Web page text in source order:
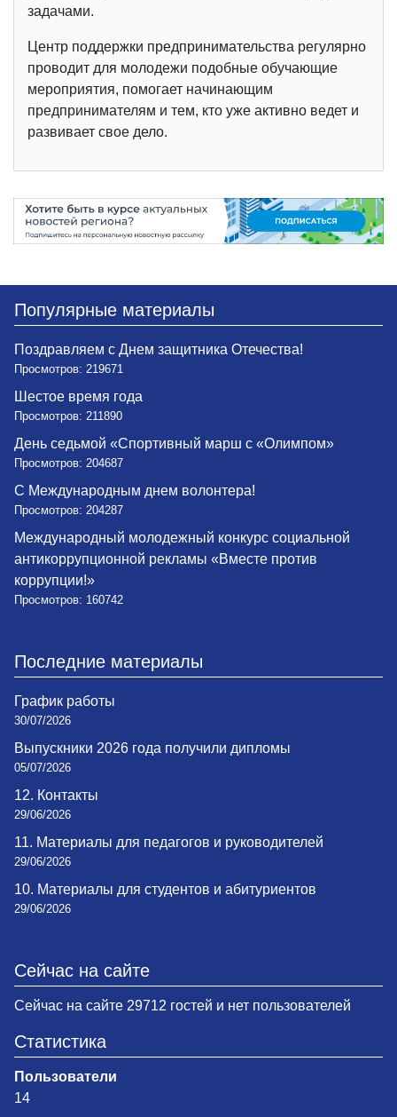
задачами.
Центр поддержки предпринимательства регулярно
проводит для молодежи подобные обучающие
мероприятия, помогает начинающим
предпринимателям и тем, кто уже активно ведет и
развивает свое дело.
Популярные материалы
Поздравляем с Днем защитника Отечества!
Просмотров: 219671
Шестое время года
Просмотров: 211890
День седьмой «Спортивный марш с «Олимпом»
Просмотров: 204687
С Международным днем волонтера!
Просмотров: 204287
Международный молодежный конкурс социальной
антикоррупционной рекламы «Вместе против
коррупции!»
Просмотров: 160742
Последние материалы
График работы
30/07/2026
Выпускники 2026 года получили дипломы
05/07/2026
12. Контакты
29/06/2026
11. Материалы для педагогов и руководителей
29/06/2026
10. Материалы для студентов и абитуриентов
29/06/2026
Сейчас на сайте
Сейчас на сайте 29712 гостей и нет пользователей
Статистика
Пользователи
14